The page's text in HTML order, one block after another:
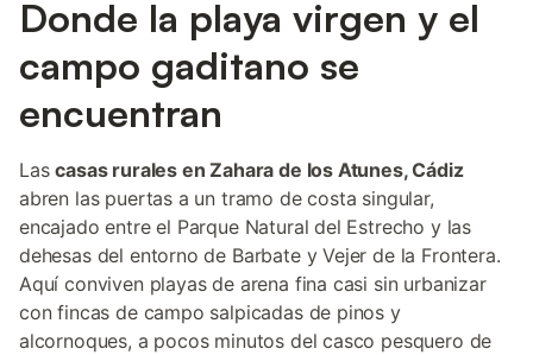
Donde la playa virgen y el
campo gaditano se
encuentran
Lascasas rurales en Zahara de los Atunes, Cádiz
abren las puertas a un tramo de costa singular,
encajado entre el Parque Natural del Estrecho y las
dehesas del entorno de Barbate y Vejer de la Frontera.
Aquí conviven playas de arena fina casi sin urbanizar
con fincas de campo salpicadas de pinos y
alcornoques, a pocos minutos del casco pesquero de